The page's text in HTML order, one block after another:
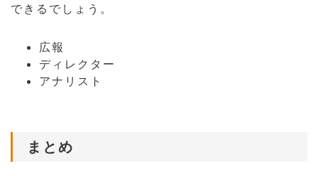
できるでしょう。
広報
ディレクター
アナリスト
まとめ